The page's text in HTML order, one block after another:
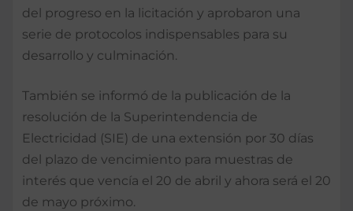
del progreso en la licitación y aprobaron una
serie de protocolos indispensables para su
desarrollo y culminación.
También se informó de la publicación de la
resolución de la Superintendencia de
Electricidad (SIE) de una extensión por 30 días
del plazo de vencimiento para muestras de
interés que vencía el 20 de abril y ahora será el 20
de mayo próximo.